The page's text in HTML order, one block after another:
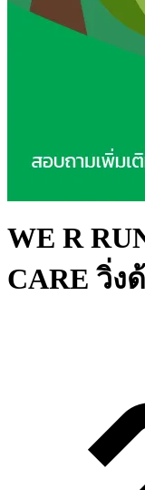
WE R
CARE วิ่ง